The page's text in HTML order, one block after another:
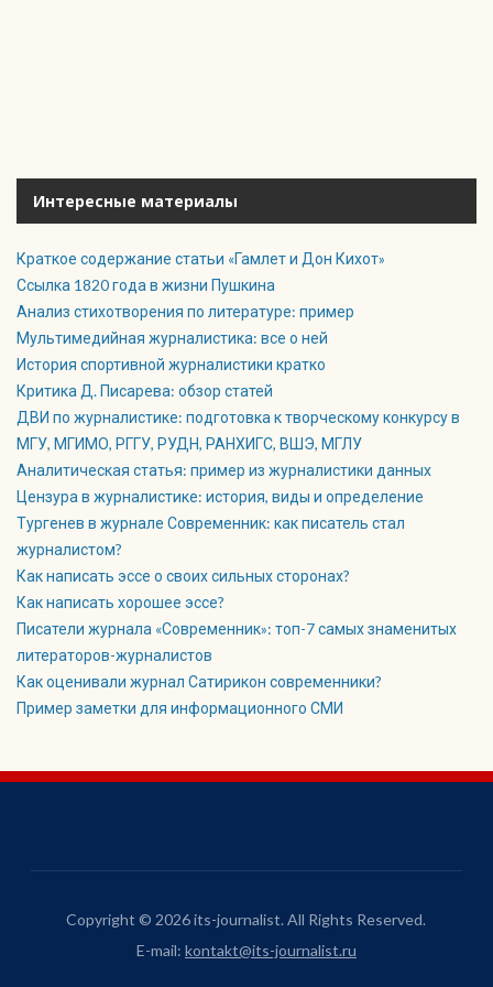
Интересные материалы
Краткое содержание статьи «Гамлет и Дон Кихот»
Ссылка 1820 года в жизни Пушкина
Анализ стихотворения по литературе: пример
Мультимедийная журналистика: все о ней
История спортивной журналистики кратко
Критика Д. Писарева: обзор статей
ДВИ по журналистике: подготовка к творческому конкурсу в
МГУ, МГИМО, РГГУ, РУДН, РАНХИГС, ВШЭ, МГЛУ
Аналитическая статья: пример из журналистики данных
Цензура в журналистике: история, виды и определение
Тургенев в журнале Современник: как писатель стал
журналистом?
Как написать эссе о своих сильных сторонах?
Как написать хорошее эссе?
Писатели журнала «Современник»: топ-7 самых знаменитых
литераторов-журналистов
Как оценивали журнал Сатирикон современники?
Пример заметки для информационного СМИ
Copyright © 2026 its-journalist. All Rights Reserved.
E-mail: kontakt@its-journalist.ru